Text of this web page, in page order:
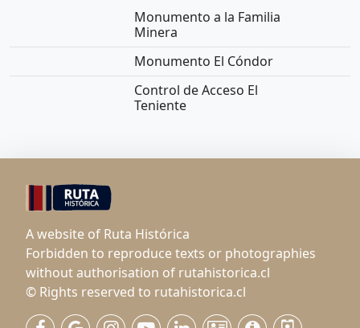
Monumento a la Familia
Minera
Monumento El Cóndor
Control de Acceso El
Teniente
A website of Ruta Histórica
Forbidden to reproduce texts or photographies
without authorisation of rutahistorica.cl
© Rights reserved to rutahistorica.cl